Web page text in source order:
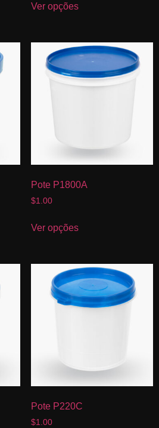
Ver opções
Pote P1800A
$1.00
Ver opções
Pote P220C
$1.00